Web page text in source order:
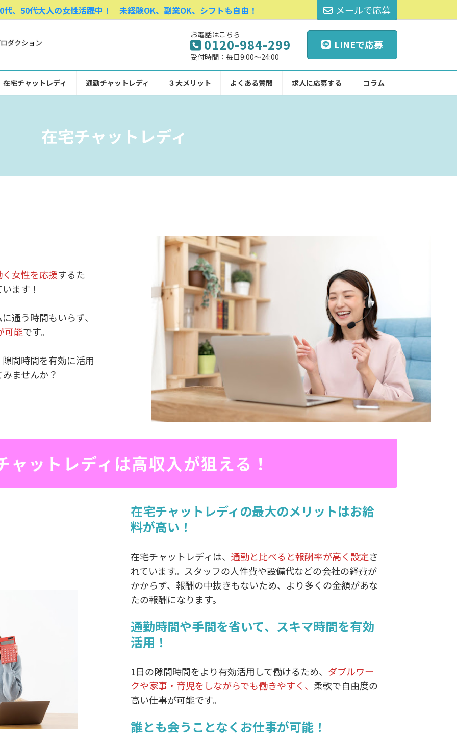
、50代大人の女性活躍中！ 未経験OK、副業OK、シフトも自由！ メールで応募
お電話はこちら
0120-984-299
受付時間：毎日9:00～24:00
LINEで応募
在宅チャットレディ 通勤チャットレディ ３大メリット よくある質問 求人に応募する コラム
在宅チャットレディ
女性を応援するた
ます！
通う時間もいらず、
可能です。
間時間を有効に活用
ませんか？
ャットレディは高収入が狙える！
在宅チャットレディの最大のメリットはお給
料が高い！
在宅チャットレディは、 通勤と比べると報酬率が高く設定さ
れています。スタッフの人件費や設備代などの会社の経費が
かからず、報酬の中抜きもないため、より多くの金額があな
たの報酬になります。
通勤時間や手間を省いて、スキマ時間を有効
活用！
1日の隙間時間をより有効活用して働けるため、 ダブルワー
クや家事・育児をしながらでも働きやすく、 柔軟で自由度の
高い仕事が可能です。
誰とも会うことなくお仕事が可能！